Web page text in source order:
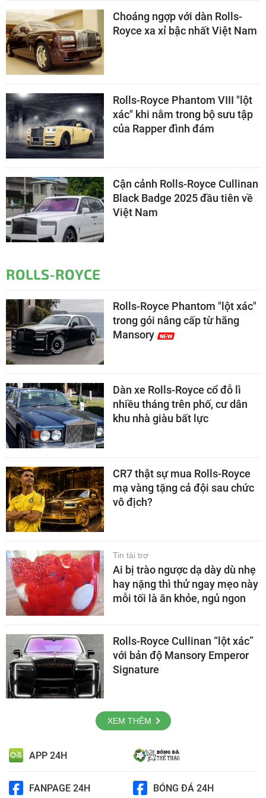
Choáng ngợp với dàn Rolls-
Royce xa xỉ bậc nhất Việt Nam
Rolls-Royce Phantom VIII "lột
xác" khi nằm trong bộ sưu tập
của Rapper đình đám
Cận cảnh Rolls-Royce Cullinan
Black Badge 2025 đầu tiên về
Việt Nam
ROLLS-ROYCE
Rolls-Royce Phantom "lột xác"
trong gói nâng cấp từ hãng
Mansory
Dàn xe Rolls-Royce cổ đỗ lì
nhiều tháng trên phố, cư dân
khu nhà giàu bất lực
CR7 thật sự mua Rolls-Royce
mạ vàng tặng cả đội sau chức
vô địch?
Tin tài trợ
Ai bị trào ngược dạ dày dù nhẹ
hay nặng thì thử ngay mẹo này
mỗi tối là ăn khỏe, ngủ ngon
Rolls-Royce Cullinan “lột xác”
với bản độ Mansory Emperor
Signature
XEM THÊM
APP 24H
FANPAGE 24H BÓNG ĐÁ 24H